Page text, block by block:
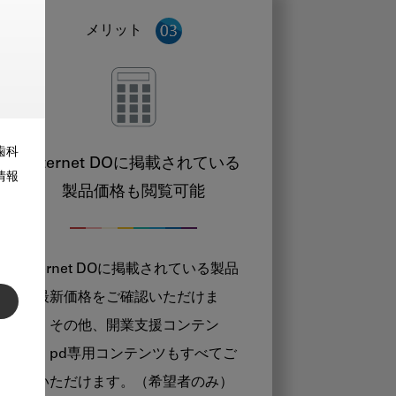
科
報
メリット
Internet DOに掲載されている
製品価格も閲覧可能
Internet DOに掲載されている製品
の最新価格をご確認いただけま
す。その他、開業支援コンテン
ツ、pd専用コンテンツもすべてご
覧いただけます。（希望者のみ）